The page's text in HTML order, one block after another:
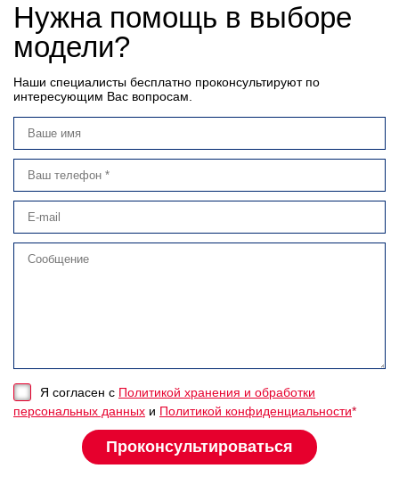
Нужна помощь в выборе
модели?
Наши специалисты бесплатно проконсультируют по
интересующим Вас вопросам.
Я согласен с Политикой хранения и обработки
персональных данных и Политикой конфиденциальности*